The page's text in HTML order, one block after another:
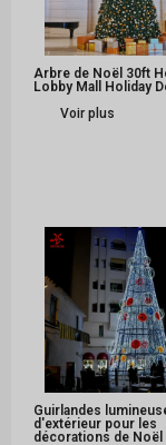
Arbre de Noël 30ft
Lobby Mall Holiday
Voir plus
Guirlandes
d'extérieur pour les
décorations de Noël